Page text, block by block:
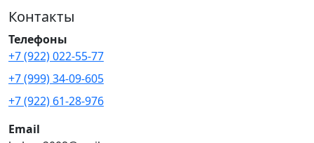
Контакты
Телефоны
+7 (922) 022-55-77
+7 (999) 34-09-605
+7 (922) 61-28-976
Email